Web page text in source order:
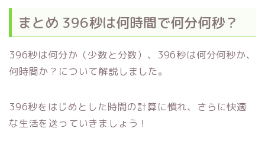
まとめ 396秒は何時間で何分何秒？
396秒は何分か（少数と分数）、396秒は何分何秒か、
何時間か？について解説しました。
396秒をはじめとした時間の計算に慣れ、さらに快適
な生活を送っていきましょう！